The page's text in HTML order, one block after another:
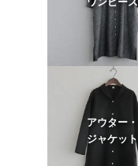
アウター・
ジャケット